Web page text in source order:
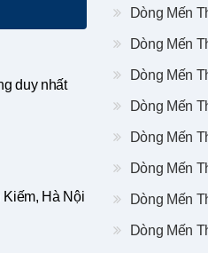
duy nhất
Hà Nội
Dòng Mến
Dòng Mến
Dòng Mến
Dòng Mến
Dòng Mến
Dòng Mến
Dòng Mến
Dòng Mến